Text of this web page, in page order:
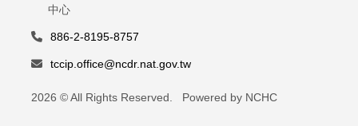
中心
886-2-8195-8757
tccip.office@ncdr.nat.gov.tw
2026 © All Rights Reserved. Powered by NCHC